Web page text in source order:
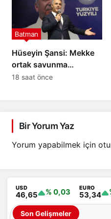
Hüseyin Şansi: Mekke
ortak savunma
anlaşması tarihî bir adım
Batman
18 saat önce
Bir Yorum Yaz
Yorum yapabilmek için
USD
46,65 % 0,03 EURO
53,34
Son Gelişmeler